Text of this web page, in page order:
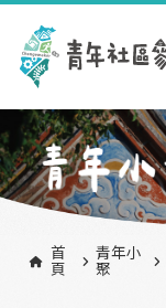
跳到主要內容區塊
首
頁
青年小
聚